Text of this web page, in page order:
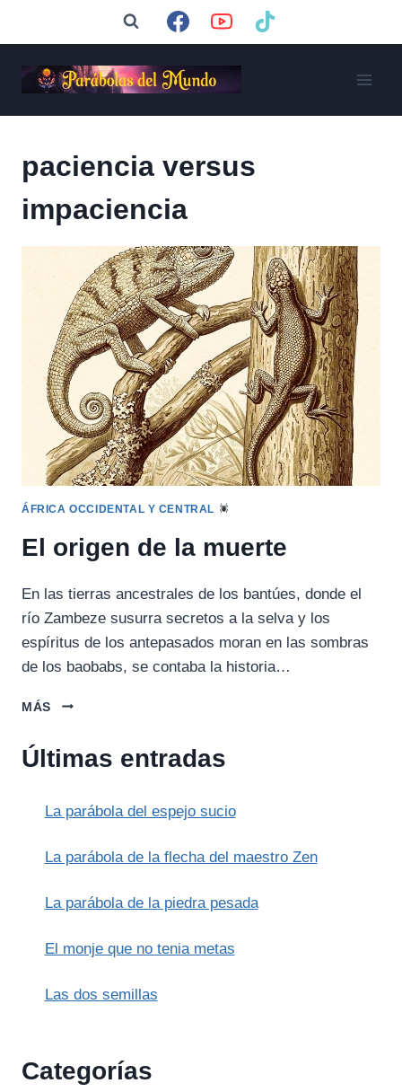
paciencia versus
impaciencia
ÁFRICA OCCIDENTAL Y CENTRAL
El origen de la muerte
En las tierras ancestrales de los bantúes, donde el
río Zambeze susurra secretos a la selva y los
espíritus de los antepasados moran en las sombras
de los baobabs, se contaba la historia…
MÁS
EL
LA
Últimas entradas
La parábola del espejo sucio
La parábola de la flecha del maestro Zen
La parábola de la piedra pesada
El monje que no tenia metas
Las dos semillas
Categorías